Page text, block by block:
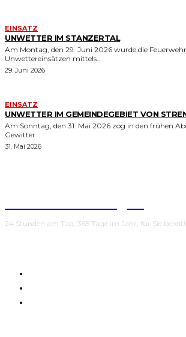
EINSATZ
UNWETTER IM STANZERTAL
Am Montag, den 29. Juni 2026 wurde die
Unwettereinsätzen mittels...
29. Juni 2026
EINSATZ
UNWETTER IM GEMEINDEGEBIET VON
Am Sonntag, den 31. Mai 2026 zog in den frühen
Gewitter...
31. Mai 2026
24 Stunden am Tag, 365 Tage im Jahr, für Sie bereit!